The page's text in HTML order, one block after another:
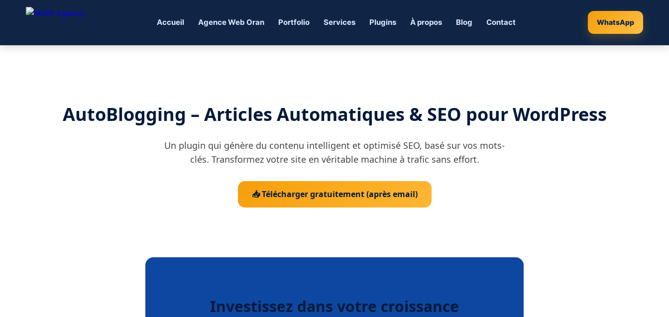
Accueil Agence Web Oran Portfolio Services Plugins À propos Blog Contact WhatsApp
AutoBlogging – Articles Automatiques & SEO pour WordPress
Un plugin qui génère du contenu intelligent et optimisé SEO, basé sur vos mots-
clés. Transformez votre site en véritable machine à trafic sans effort.
📥 Télécharger gratuitement (après email)
Investissez dans votre croissance